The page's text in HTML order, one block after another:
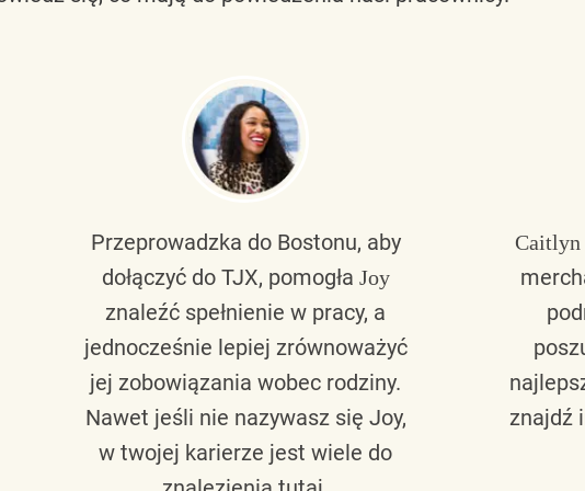
Przeprowadzka do Bostonu, aby
dołączyć do TJX, pomogła Joy
znaleźć spełnienie w pracy, a
jednocześnie lepiej zrównoważyć
jej zobowiązania wobec rodziny.
Nawet jeśli nie nazywasz się Joy,
w twojej karierze jest wiele do
Caitlyn
znajdź